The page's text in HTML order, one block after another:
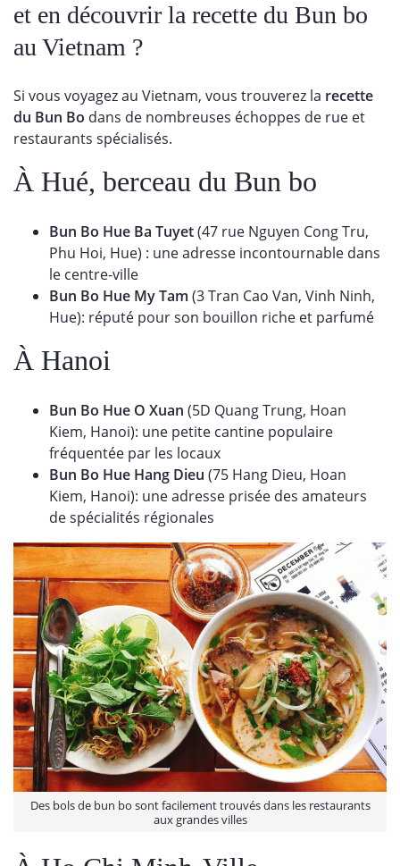
et en découvrir la recette du Bun bo
au Vietnam ?
Si vous voyagez au Vietnam, vous trouverez la recette
du Bun Bo dans de nombreuses échoppes de rue et
restaurants spécialisés.
À Hué, berceau du Bun bo
Bun Bo Hue Ba Tuyet(47 rue Nguyen Cong Tru,
Phu Hoi, Hue) : une adresse incontournable dans
le centre-ville
Bun Bo Hue My Tam (3 Tran Cao Van, Vinh Ninh,
Hue): réputé pour son bouillon riche et parfumé
À Hanoi
Bun Bo Hue O Xuan (5D Quang Trung, Hoan
Kiem, Hanoi): une petite cantine populaire
fréquentée par les locaux
Bun Bo Hue Hang Dieu (75 Hang Dieu, Hoan
Kiem, Hanoi): une adresse prisée des amateurs
de spécialités régionales
Des bols de bun bo sont facilement trouvés dans les restaurants
aux grandes villes